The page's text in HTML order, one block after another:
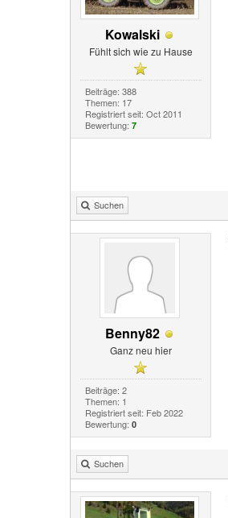
Kowalski
Fühlt sich wie zu Hause
Beiträge: 388
Themen: 17
Registriert seit: Oct 2011
Bewertung: 7
Suchen
Benny82
Ganz neu hier
Beiträge: 2
Themen: 1
Registriert seit: Feb 2022
Bewertung: 0
Suchen